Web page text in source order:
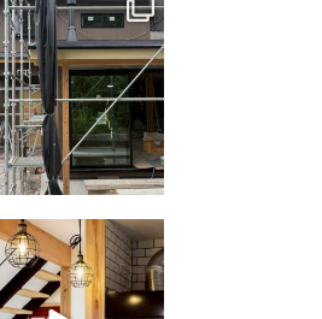
6月 3
tomohouseinc
2月 28